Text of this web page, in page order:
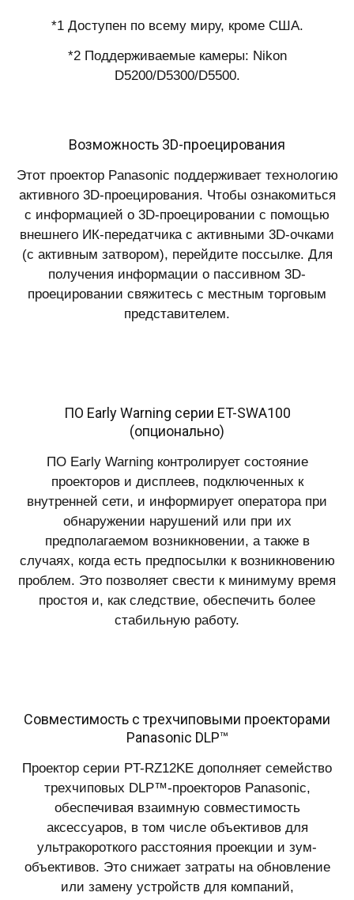
*1 Доступен по всему миру, кроме США.
*2 Поддерживаемые камеры: Nikon
D5200/D5300/D5500.
Возможность 3D-проецирования
Этот проектор Panasonic поддерживает технологию
активного 3D-проецирования. Чтобы ознакомиться
с информацией о 3D-проецировании с помощью
внешнего ИК-передатчика с активными 3D-очками
(с активным затвором), перейдите поссылке. Для
получения информации о пассивном 3D-
проецировании свяжитесь с местным торговым
представителем.
ПО Early Warning серии ET-SWA100
(опционально)
ПО Early Warning контролирует состояние
проекторов и дисплеев, подключенных к
внутренней сети, и информирует оператора при
обнаружении нарушений или при их
предполагаемом возникновении, а также в
случаях, когда есть предпосылки к возникновению
проблем. Это позволяет свести к минимуму время
простоя и, как следствие, обеспечить более
стабильную работу.
Совместимость с трехчиповыми проекторами
Panasonic DLP™
Проектор серии PT-RZ12KE дополняет семейство
трехчиповых DLP™-проекторов Panasonic,
обеспечивая взаимную совместимость
аксессуаров, в том числе объективов для
ультракороткого расстояния проекции и зум-
объективов. Это снижает затраты на обновление
или замену устройств для компаний,